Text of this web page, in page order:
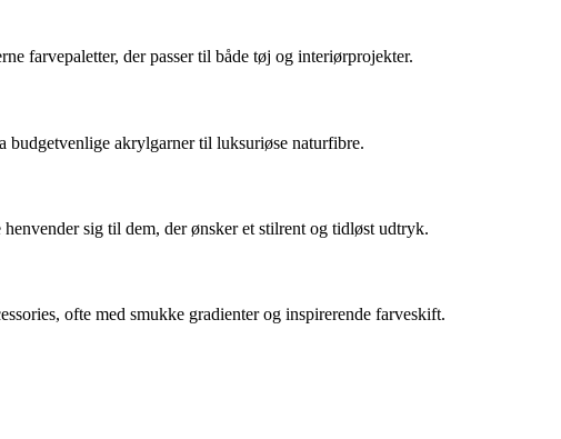
farvepaletter, der passer til både tøj og interiørprojekter.
akrylgarner til luksuriøse naturfibre.
sig til dem, der ønsker et stilrent og tidløst udtryk.
ofte med smukke gradienter og inspirerende farveskift.